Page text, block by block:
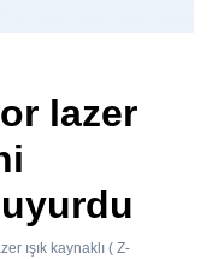
lazer
ışık kaynaklı ( Z-